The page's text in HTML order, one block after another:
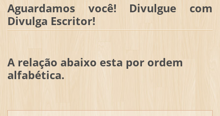
Aguardamos você! Divulgue com
Divulga Escritor!
A relação abaixo esta por ordem
alfabética.